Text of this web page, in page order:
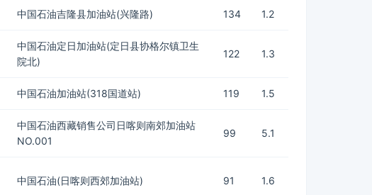
中国石油吉隆县加油站(兴隆路) 134 1.2
中国石油定日加油站(定日县协格尔镇卫生
院北)
122 1.3
中国石油加油站(318国道站) 119 1.5
中国石油西藏销售公司日喀则南郊加油站
NO.001
99 5.1
中国石油(日喀则西郊加油站) 91 1.6